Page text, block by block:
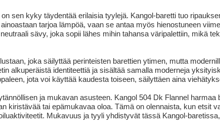
sen kyky täydentää erilaisia tyylejä. Kangol-baretti tuo
tarjoa lämpöä, vaan se antaa myös hienostuneen
sävy, joka sopii lähes mihin tahansa väripalettiin, mikä
joka säilyttää perinteisten barettien ytimen, mutta
alkuperäistä identiteettiä ja sisältää samalla moderneja
jota voi käyttää kaudesta toiseen, säilyttäen aina
ja mukavan asusteen. Kangol 504 Dk Flannel harmaa
kiristävää tai epämukavaa oloa. Tämä on olennaista, kun etsit
Mukavuus ja tyyli yhdistyvät tässä Kangol-